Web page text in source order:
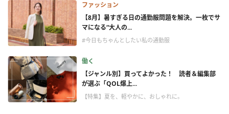
ファッション
【8月】暑すぎる日の通勤服問題を解決。一枚でサ
マになる“大人の...
#今日もちゃんとしたい私の通勤服
働く
【ジャンル別】買ってよかった！ 読者＆編集部
が選ぶ「QOL爆上...
【特集】夏を、軽やかに、おしゃれに。